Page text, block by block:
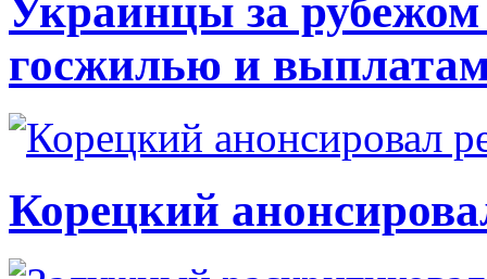
Украинцы за рубежом
госжилью и
Корецкий